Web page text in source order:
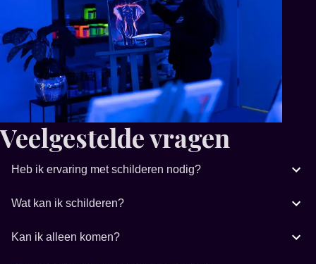
Veelgestelde vragen
Heb ik ervaring met schilderen nodig?
Wat kan ik schilderen?
Kan ik alleen komen?